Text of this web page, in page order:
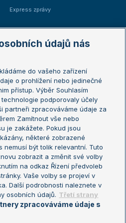
Express zprávy
Australian Open
French Open
Wimbledon
US Open
Turnaj mistrů
Turnaj mistryň
údajů nás
do vašeho zařízení
o prohlížení nebo jedinečné
přístup. Výběr Souhlasím
podporovaly účely
partneři zpracováváme údaje za
Zamítnout vše nebo
je zakážete. Pokud jsou
některé zobrazené
nemusí být tolik relevantní. Tuto
zobrazit a změnit své volby
na odkaz Řízení předvoleb
Vaše volby se projeví v
Další podrobnosti naleznete v
osobních údajů. Třetí strany
zpracováváme údaje s